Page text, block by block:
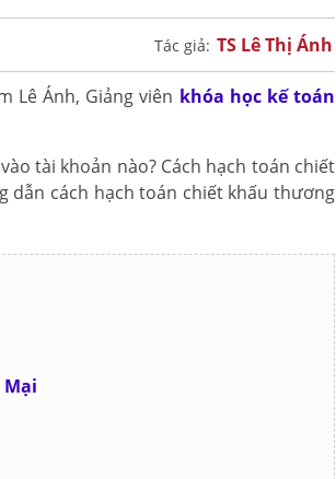
Tác giả: TS Lê Thị Ánh
Lê Ánh, Giảng viên khóa học kế toán
tài khoản nào? Cách hạch toán chiết
dẫn cách hạch toán chiết khấu thương
Mại